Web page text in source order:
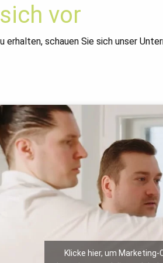
vor
erhalten, schauen Sie sich unser
Klicke hier, um Marketing-